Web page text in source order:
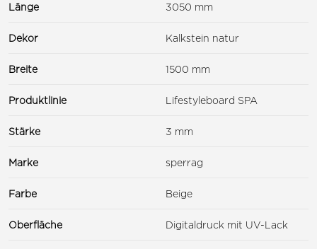
Länge 3050 mm
Dekor Kalkstein natur
Breite 1500 mm
Produktlinie Lifestyleboard SPA
Stärke 3 mm
Marke sperrag
Farbe Beige
Oberfläche Digitaldruck mit UV-Lack